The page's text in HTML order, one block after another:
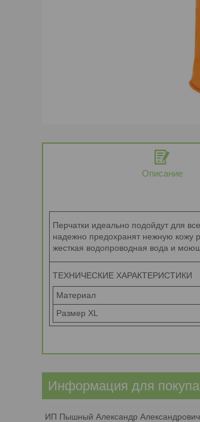
Описание
Перчатки идеально подойдут для
надежно предохранят нежную кожу
жесткая водопроводная вода и
ТЕХНИЧЕСКИЕ ХАРАКТЕРИСТИКИ
Материал
Размер XL
Информация для
ИП Пышный Александр Александрович